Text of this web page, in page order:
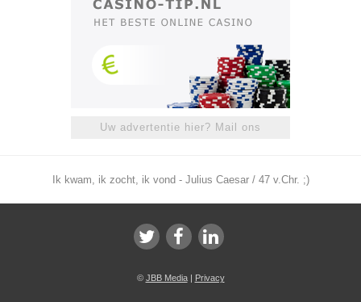
Uw advertentie hier? Mail ons
Ik kwam, ik zocht, ik vond - Julius Caesar / 47 v.Chr. ;)
© JBB Media| Privacy